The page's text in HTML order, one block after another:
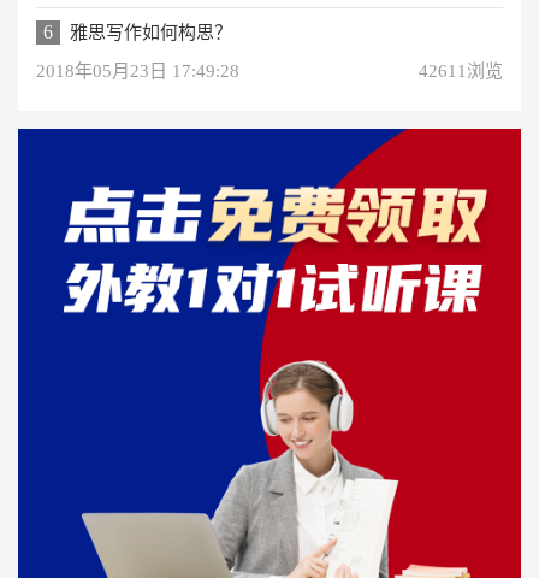
6
雅思写作如何构思？
2018年05月23日 17:49:28
42611浏览